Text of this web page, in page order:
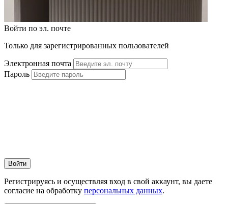
Войти по эл. почте
Только для зарегистрированных пользователей
Электронная почта
Пароль
Войти
Регистрируясь и осуществляя вход в свой аккаунт, вы даете
согласие на обработку персональных данных.